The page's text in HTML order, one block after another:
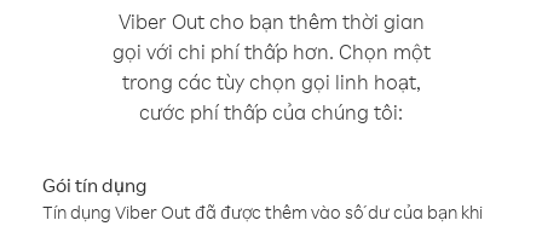
Viber Out cho bạn thêm thời gian
gọi với chi phí thấp hơn. Chọn một
trong các tùy chọn gọi linh hoạt,
cước phí thấp của chúng tôi:
Gói tín dụng
Tín dụng Viber Out đã được thêm vào số dư của bạn khi